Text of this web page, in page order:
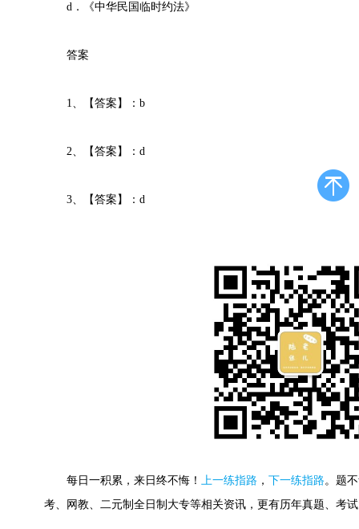
d．《中华民国临时约法》
答案
1、【答案】：b
2、【答案】：d
3、【答案】：d
每日一积累，来日终不悔！ 上一练指路 ， 下一练指路。 题
考、网教、二元制全日制大专等相关资讯，更有历年真题、考